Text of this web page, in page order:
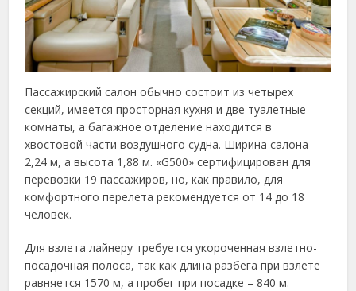
Пассажирский салон обычно состоит из четырех
секций, имеется просторная кухня и две туалетные
комнаты, а багажное отделение находится в
хвостовой части воздушного судна. Ширина салона
2,24 м, а высота 1,88 м. «G500» сертифицирован для
перевозки 19 пассажиров, но, как правило, для
комфортного перелета рекомендуется от 14 до 18
человек.
Для взлета лайнеру требуется укороченная взлетно-
посадочная полоса, так как длина разбега при взлете
равняется 1570 м, а пробег при посадке – 840 м.